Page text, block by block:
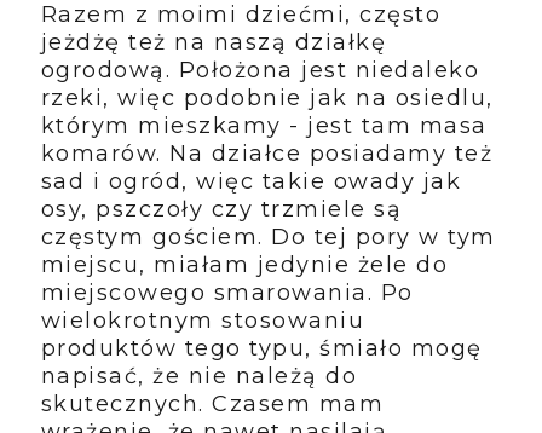
Razem z moimi dziećmi, często
jeżdżę też na naszą działkę
ogrodową. Położona jest niedaleko
rzeki, więc podobnie jak na osiedlu,
którym mieszkamy - jest tam masa
komarów. Na działce posiadamy też
sad i ogród, więc takie owady jak
osy, pszczoły czy trzmiele są
częstym gościem. Do tej pory w tym
miejscu, miałam jedynie żele do
miejscowego smarowania. Po
wielokrotnym stosowaniu
produktów tego typu, śmiało mogę
napisać, że nie należą do
skutecznych. Czasem mam